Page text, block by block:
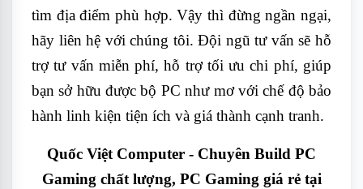
tìm địa điểm phù hợp. Vậy thì đừng ngần ngại,
hãy liên hệ với chúng tôi. Đội ngũ tư vấn sẽ hỗ
trợ tư vấn miễn phí, hỗ trợ tối ưu chi phí, giúp
bạn sở hữu được bộ PC như mơ với chế độ bảo
hành linh kiện tiện ích và giá thành cạnh tranh.
Quốc Việt Computer - Chuyên Build PC
Gaming chất lượng, PC Gaming giá rẻ tại